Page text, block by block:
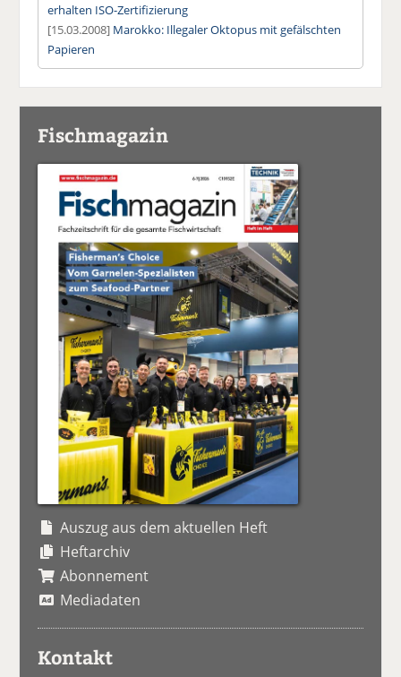
erhalten ISO-Zertifizierung
[15.03.2008] Marokko: Illegaler Oktopus mit gefälschten
Papieren
Fischmagazin
Auszug aus dem aktuellen Heft
Heftarchiv
Abonnement
Mediadaten
Kontakt